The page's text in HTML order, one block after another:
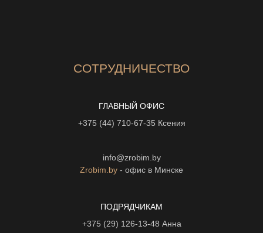
СОТРУДНИЧЕСТВО
ГЛАВНЫЙ ОФИС
+375 (44) 710-67-35 Ксения
info@zrobim.by
Zrobim.by - офис в Минске
ПОДРЯДЧИКАМ
+375 (29) 126-13-48 Анна